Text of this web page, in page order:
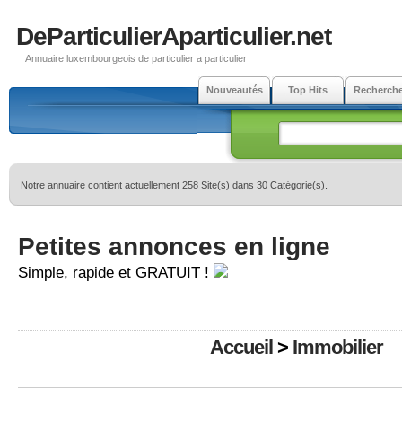
DeParticulierAparticulier.net
Annuaire luxembourgeois de particulier a particulier
Nouveautés Top Hits
Notre annuaire contient actuellement 258 Site(s) dans 30 Catégorie(s).
Petites annonces en ligne
Simple, rapide et GRATUIT !
Accueil> Immobilier